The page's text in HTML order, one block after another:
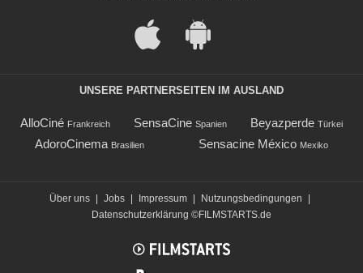
UNSERE PARTNERSEITEN IM AUSLAND
AlloCiné Frankreich SensaCine Spanien Beyazperde Türkei
AdoroCinema Brasilien Sensacine México Mexiko
Über uns | Jobs | Impressum | Nutzungsbedingungen
|
Datenschutzerklärung ©FILMSTARTS.de